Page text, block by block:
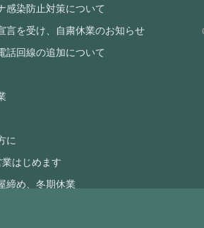
感染防止対策について
言を受け、自粛休業のお知らせ
話回線の追加について
に
はじめます
締め、冬期休業